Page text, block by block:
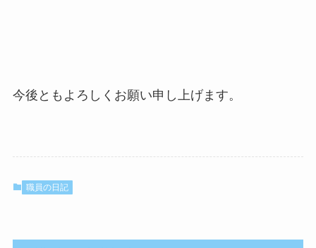
今後ともよろしくお願い申し上げます。
職員の日記